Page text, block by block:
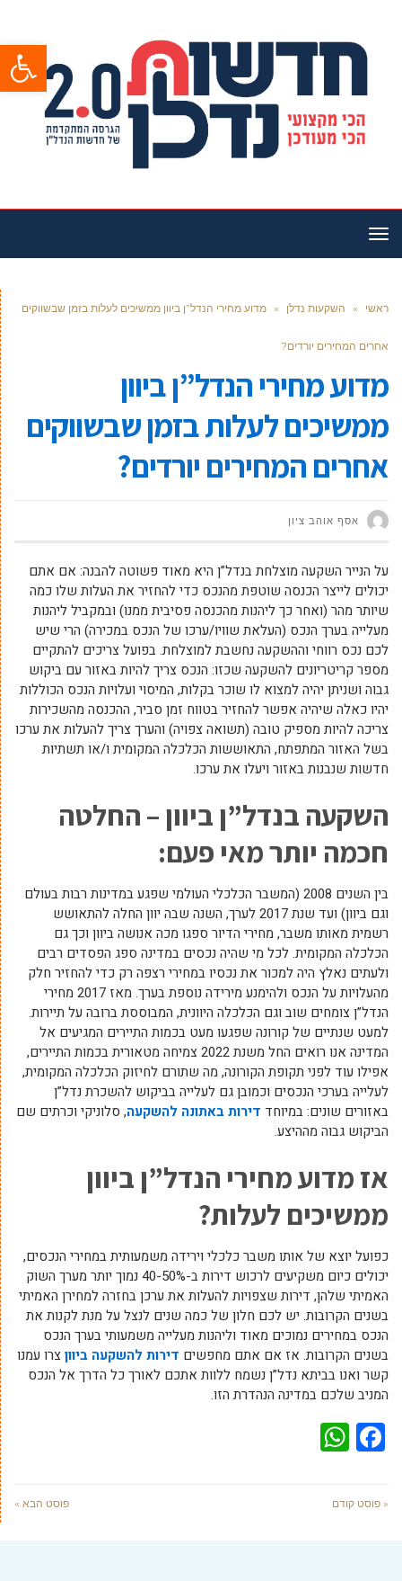
פתח
תפריט
ראשי » השקעות נדלן » מדוע מחירי הנדל”ן ביוון ממשיכים לעלות בזמן שבשווקים
אחרים המחירים יורדים?
מדוע מחירי הנדל”ן ביוון
ממשיכים לעלות בזמן שבשווקים
אחרים המחירים יורדים?
אסף אוהב ציון
על הנייר השקעה מוצלחת בנדל”ן היא מאוד פשוטה להבנה: אם אתם
יכולים לייצר הכנסה שוטפת מהנכס כדי להחזיר את העלות שלו כמה
שיותר מהר (ואחר כך ליהנות מהכנסה פסיבית ממנו) ובמקביל ליהנות
מעלייה בערך הנכס (העלאת שוויו/ערכו של הנכס במכירה) הרי שיש
לכם נכס רווחי וההשקעה נחשבת למוצלחת. בפועל צריכים להתקיים
מספר קריטריונים להשקעה שכזו: הנכס צריך להיות באזור עם ביקוש
גבוה ושניתן יהיה למצוא לו שוכר בקלות, המיסוי ועלויות הנכס הכוללות
יהיו כאלה שיהיה אפשר להחזיר בטווח זמן סביר, ההכנסה מהשכירות
צריכה להיות מספיק טובה (תשואה צפויה) והערך צריך להעלות את ערכו
בשל האזור המתפתח, התאוששות הכלכלה המקומית ו/או תשתיות
חדשות שנבנות באזור ויעלו את ערכו.
השקעה בנדל”ן ביוון – החלטה
חכמה יותר מאי פעם:
בין השנים 2008 (המשבר הכלכלי העולמי שפגע במדינות רבות בעולם
וגם ביוון) ועד שנת 2017 לערך, השנה שבה יוון החלה להתאושש
רשמית מאותו משבר, מחירי הדיור ספגו מכה אנושה ביוון וכך גם
הכלכלה המקומית. לכל מי שהיה נכסים במדינה ספג הפסדים רבים
ולעתים נאלץ היה למכור את נכסיו במחירי רצפה רק כדי להחזיר חלק
מהעלויות על הנכס ולהימנע מירידה נוספת בערך. מאז 2017 מחירי
הנדל”ן צומחים שוב וגם הכלכלה היוונית, המבוססת ברובה על תיירות.
למעט שנתיים של קורונה שפגעו מעט בכמות התיירים המגיעים אל
המדינה אנו רואים החל משנת 2022 צמיחה מטאורית בכמות התיירים,
אפילו עוד לפני תקופת הקורונה, מה שתורם לחיזוק הכלכלה המקומית,
לעלייה בערכי הנכסים וכמובן גם לעלייה בביקוש להשכרת נדל”ן
באזורים שונים: במיוחד דירות באתונה להשקעה, סלוניקי וכרתים שם
הביקוש גבוה מההיצע.
אז מדוע מחירי הנדל”ן ביוון
ממשיכים לעלות?
כפועל יוצא של אותו משבר כלכלי וירידה משמעותית במחירי הנכסים,
יכולים כיום משקיעים לרכוש דירות ב-40-50% נמוך יותר מערך השוק
האמיתי שלהן, דירות שצפויות להעלות את ערכן בחזרה למחירן האמיתי
בשנים הקרובות. יש לכם חלון של כמה שנים לנצל על מנת לקנות את
הנכס במחירים נמוכים מאוד וליהנות מעלייה משמעותי בערך הנכס
בשנים הקרובות. אז אם אתם מחפשים דירות להשקעה ביווןצרו עמנו
קשר ואנו בביתא נדל”ן נשמח ללוות אתכם לאורך כל הדרך אל הנכס
המניב שלכם במדינה הנהדרת הזו.
Facebook
« פוסט קודם פוסט הבא »